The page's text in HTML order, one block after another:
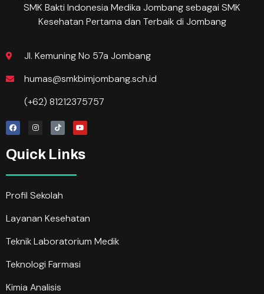
SMK Bakti Indonesia Medika Jombang sebagai SMK
Kesehatan Pertama dan Terbaik di Jombang
Jl. Kemuning No 57a Jombang
humas@smkbimjombang.sch.id
(+62) 81212375757
Quick Links
Profil Sekolah
Layanan Kesehatan
Teknik Laboratorium Medik
Teknologi Farmasi
Kimia Analisis